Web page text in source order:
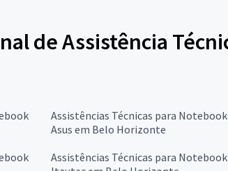
de Assistência
Assistências Técnicas para Notebook
Asus em Belo Horizonte
Assistências Técnicas para Notebook